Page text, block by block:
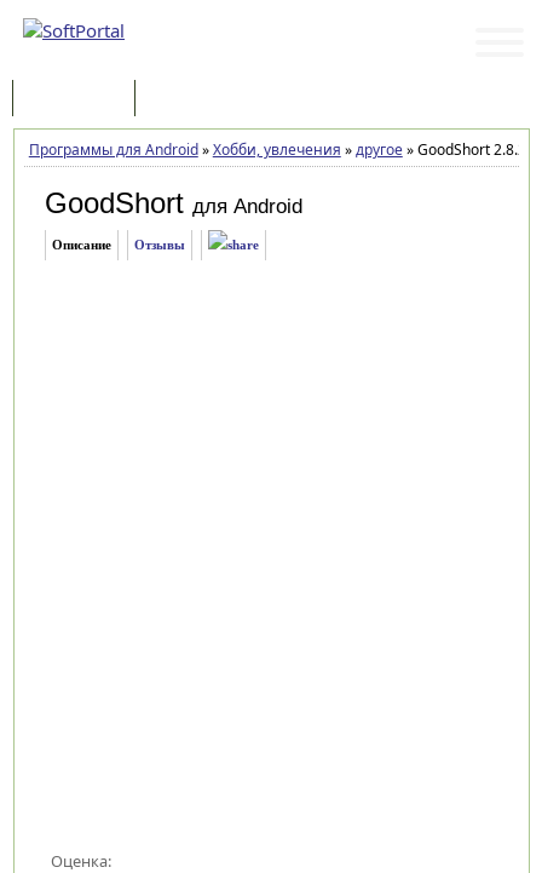
Программы для Android»Хобби, увлечения »другое»GoodShort
GoodShort для Android
Описание Отзывы
Оценка: